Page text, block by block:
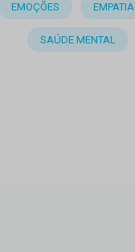
EMOÇÕES EMPATIA
SAÚDE MENTAL